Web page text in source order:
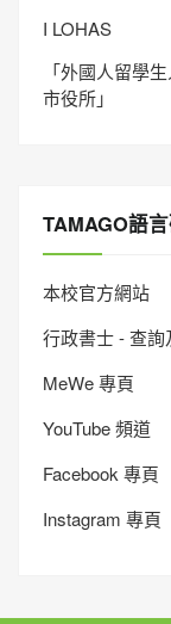
I LOHAS
「外國人留學
市役所」
TAMAGO語
本校官方網站
行政書士 - 查詢
MeWe 專頁
YouTube 頻道
Facebook 專頁
Instagram 專頁